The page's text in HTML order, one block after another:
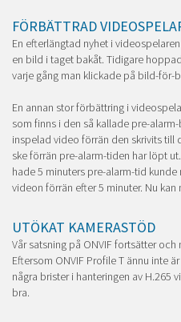
FÖRBÄTTRAD
En efterlängtad nyhet i
en bild i taget bakåt. Tidigare
varje gång man klickade på bild-för-
En annan stor förbättring i
som finns i den så kallade pre-
inspelad video förrän den skrivits till
ske förrän pre-alarm-tiden har löpt
hade 5 minuters pre-alarm-tid
videon förrän efter 5 minuter. Nu kan
UTÖKAT KAMERASTÖD
Vår satsning på ONVIF fortsätter och
Eftersom ONVIF Profile T ännu inte
några brister i hanteringen av H.265
bra.